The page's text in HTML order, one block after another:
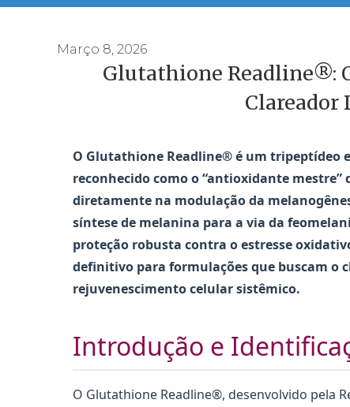
Março 8, 2026
Glutathione Readline®:
Clareador
O Glutathione Readline® é um tripeptídeo
reconhecido como o “antioxidante
diretamente na modulação da
síntese de melanina para a via da
proteção robusta contra o estresse
definitivo para formulações que buscam o
rejuvenescimento celular sistêmico.
Introdução e
O Glutathione Readline®, desenvolvido pela